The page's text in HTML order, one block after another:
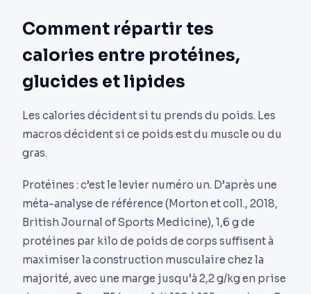
Comment répartir tes
calories entre protéines,
glucides et lipides
Les calories décident si tu prends du poids. Les
macros décident si ce poids est du muscle ou du
gras.
Protéines : c’est le levier numéro un. D’après une
méta-analyse de référence (Morton et coll., 2018,
British Journal of Sports Medicine), 1,6 g de
protéines par kilo de poids de corps suffisent à
maximiser la construction musculaire chez la
majorité, avec une marge jusqu’à 2,2 g/kg en prise